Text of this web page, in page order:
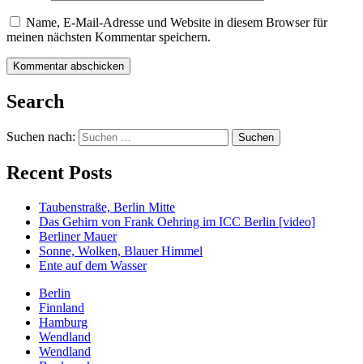
Name, E-Mail-Adresse und Website in diesem Browser für
meinen nächsten Kommentar speichern.
Search
Suchen nach:
Recent Posts
Taubenstraße, Berlin Mitte
Das Gehirn von Frank Oehring im ICC Berlin [video]
Berliner Mauer
Sonne, Wolken, Blauer Himmel
Ente auf dem Wasser
Berlin
Finnland
Hamburg
Wendland
Wendland